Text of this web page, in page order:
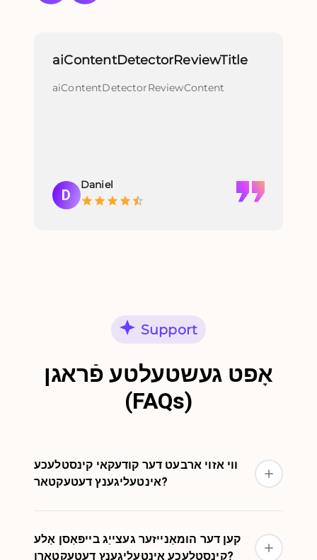
aiContentDetectorReviewTitle
aiContentDetectorReviewContent
D
Daniel
Support
אָפט געשטעלטע פֿראגן
(FAQs)
ווי אזוי ארבעט דער קודעקאי קינסטלעכע
אינטעליגענץ דעטעקטאר?
קען דער הומאַנייזער געצייַג בייפּאַסן אַלע
קינסטלעכע אינטעליגענץ דעטעקטאָרן?